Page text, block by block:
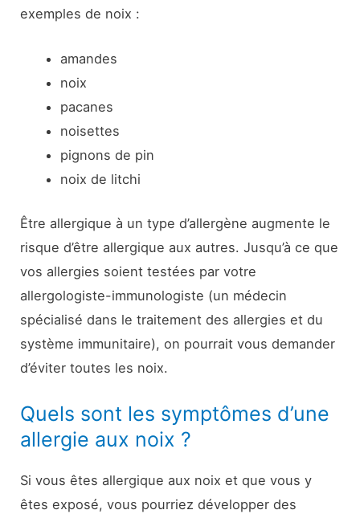
exemples de noix :
amandes
noix
pacanes
noisettes
pignons de pin
noix de litchi
Être allergique à un type d’allergène augmente le
risque d’être allergique aux autres. Jusqu’à ce que
vos allergies soient testées par votre
allergologiste-immunologiste (un médecin
spécialisé dans le traitement des allergies et du
système immunitaire), on pourrait vous demander
d’éviter toutes les noix.
Quels sont les symptômes d’une
allergie aux noix ?
Si vous êtes allergique aux noix et que vous y
êtes exposé, vous pourriez développer des